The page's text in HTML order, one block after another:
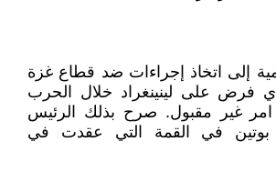
إلى اتخاذ إجراءات ضد قطاع غزة
فرض على لينينغراد خلال الحرب
هو امر غير مقبول. صرح بذلك الرئيس
بوتين في القمة التي عقدت في